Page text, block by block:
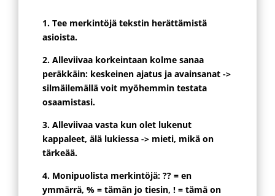
1. Tee merkintöjä tekstin herättämistä
asioista.
2. Alleviivaa korkeintaan kolme sanaa
peräkkäin: keskeinen ajatus ja avainsanat ->
silmäilemällä voit myöhemmin testata
osaamistasi.
3. Alleviivaa vasta kun olet lukenut
kappaleet, älä lukiessa -> mieti, mikä on
tärkeää.
4. Monipuolista merkintöjä: ?? = en
ymmärrä, % = tämän jo tiesin, ! = tämä on